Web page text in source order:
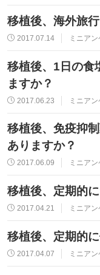
移植後、海外旅
2017.07.14 ミニアン
移植後、1日の食
ますか？
2017.06.23 ミニアン
移植後、免疫抑
ありますか？
2017.06.09 ミニアン
移植後、定期的
2017.04.21 ミニアン
移植後、定期的
2017.04.07 ミニアン